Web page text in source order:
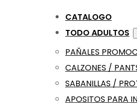
CATALOGO
TODO ADULTOS
PAÑALES
CALZONES /
SABANILLAS /
APOSITOS PARA